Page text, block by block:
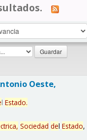
Oeste,
l Estado.
Sociedad del Estado,